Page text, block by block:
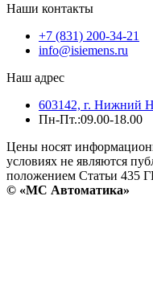
Наши контакты
+7 (831) 200-34-21
info@isiemens.ru
Наш адрес
603142, г. Нижний
Пн-Пт.:09.00-18.00
Цены носят
условиях не являются
положением Статьи 435
© «МС Автоматика»